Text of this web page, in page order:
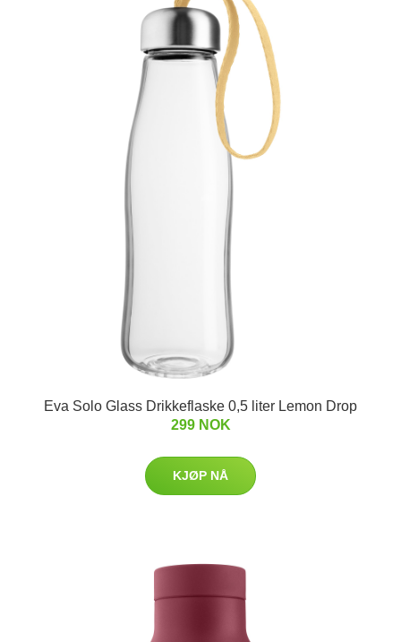
Eva Solo Glass Drikkeflaske 0,5 liter Lemon Drop
299 NOK
KJØP NÅ